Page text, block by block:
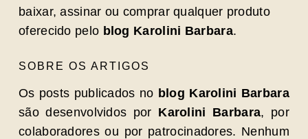
baixar, assinar ou comprar qualquer produto
oferecido pelo blog Karolini Barbara.
SOBRE OS ARTIGOS
Os posts publicados no blog Karolini Barbara
são desenvolvidos por Karolini Barbara, por
colaboradores ou por patrocinadores. Nenhum